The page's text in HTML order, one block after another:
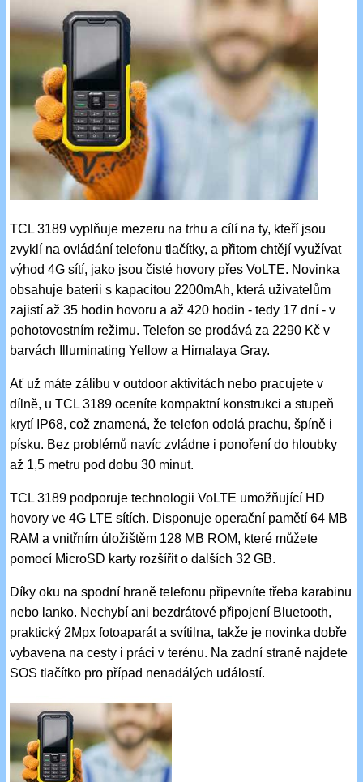
TCL 3189 vyplňuje mezeru na trhu a cílí na ty, kteří jsou
zvyklí na ovládání telefonu tlačítky, a přitom chtějí využívat
výhod 4G sítí, jako jsou čisté hovory přes VoLTE. Novinka
obsahuje baterii s kapacitou 2200mAh, která uživatelům
zajistí až 35 hodin hovoru a až 420 hodin - tedy 17 dní - v
pohotovostním režimu. Telefon se prodává za 2290 Kč v
barvách Illuminating Yellow a Himalaya Gray.
Ať už máte zálibu v outdoor aktivitách nebo pracujete v
dílně, u TCL 3189 oceníte kompaktní konstrukci a stupeň
krytí IP68, což znamená, že telefon odolá prachu, špíně i
písku. Bez problémů navíc zvládne i ponoření do hloubky
až 1,5 metru pod dobu 30 minut.
TCL 3189 podporuje technologii VoLTE umožňující HD
hovory ve 4G LTE sítích. Disponuje operační pamětí 64 MB
RAM a vnitřním úložištěm 128 MB ROM, které můžete
pomocí MicroSD karty rozšířit o dalších 32 GB.
Díky oku na spodní hraně telefonu připevníte třeba karabinu
nebo lanko. Nechybí ani bezdrátové připojení Bluetooth,
praktický 2Mpx fotoaparát a svítilna, takže je novinka dobře
vybavena na cesty i práci v terénu. Na zadní straně najdete
SOS tlačítko pro případ nenadálých událostí.